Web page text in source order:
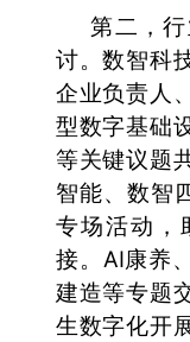
第二，
讨。数智科
企业负责人
型数字基础
等关键议题
智能、数智
专场活动，
接。AI康养
建造等专题
生数字化开